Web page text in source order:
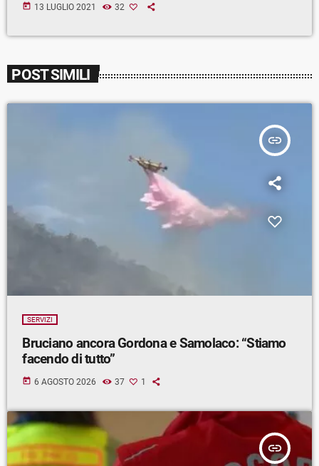
today 13 LUGLIO 2021 32
POST SIMILI
insert_link
SERVIZI
Bruciano ancora Gordona e Samolaco: “Stiamo
facendo di tutto”
today 6 AGOSTO 2026 37 1
insert_link